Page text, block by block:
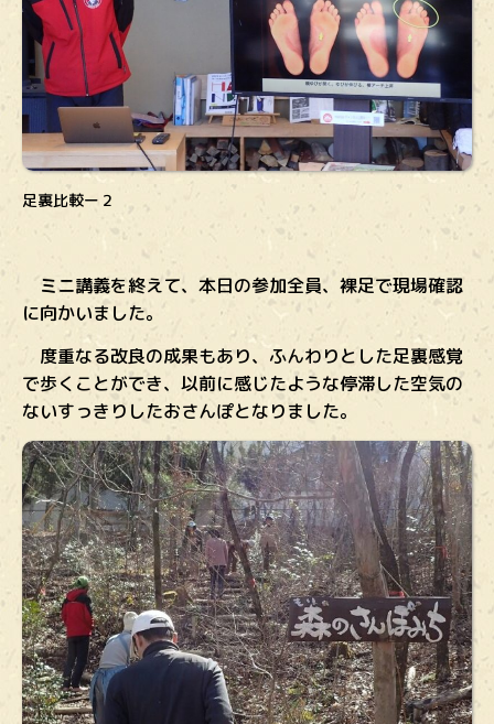
足裏比較ー２
ミニ講義を終えて、本日の参加全員、裸足で現場確認
に向かいました。
度重なる改良の成果もあり、ふんわりとした足裏感覚
で歩くことができ、以前に感じたような停滞した空気の
ないすっきりしたおさんぽとなりました。